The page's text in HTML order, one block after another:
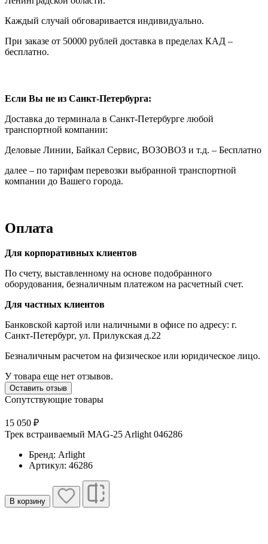
Каждый случай обговаривается индивидуально.
При заказе от 50000 рублей доставка в пределах КАД –
бесплатно.
Если Вы не из Санкт-Петербурга:
Доставка до терминала в Санкт-Петербурге любой
транспортной компании:
Деловые Линии, Байкал Сервис, ВОЗОВОЗ и т.д. – Бесплатно
далее – по тарифам перевозки выбранной транспортной
компании до Вашего города.
Оплата
Для корпоративных клиентов
По счету, выставленному на основе подобранного
оборудования, безналичным платежом на расчетный счет.
Для частных клиентов
Банковской картой или наличными в офисе по адресу: г.
Санкт-Петербург, ул. Прилукская д.22
Безналичным расчетом на физическое или юридическое лицо.
У товара еще нет отзывов.
Оставить отзыв
Сопутствующие товары
15 050 ₽
Трек встраиваемый MAG-25 Arlight 046286
Бренд: Arlight
Артикул: 46286
В корзину